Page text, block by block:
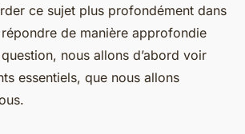
ce sujet plus profondément dans
de manière approfondie
nous allons d’abord voir
essentiels, que nous allons